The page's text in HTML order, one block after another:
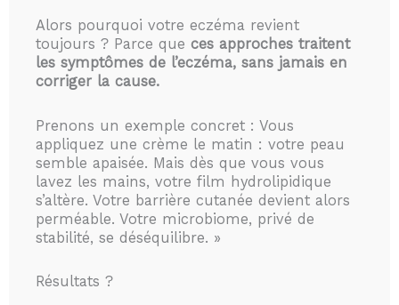
Alors pourquoi votre eczéma revient
toujours ? Parce que ces approches traitent
les symptômes de l’eczéma, sans jamais en
corriger la cause.
Prenons un exemple concret : Vous
appliquez une crème le matin : votre peau
semble apaisée. Mais dès que vous vous
lavez les mains, votre film hydrolipidique
s’altère. Votre barrière cutanée devient alors
perméable. Votre microbiome, privé de
stabilité, se déséquilibre. »
Résultats ?